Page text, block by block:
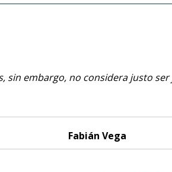
sin embargo, no considera justo
Fabián Vega